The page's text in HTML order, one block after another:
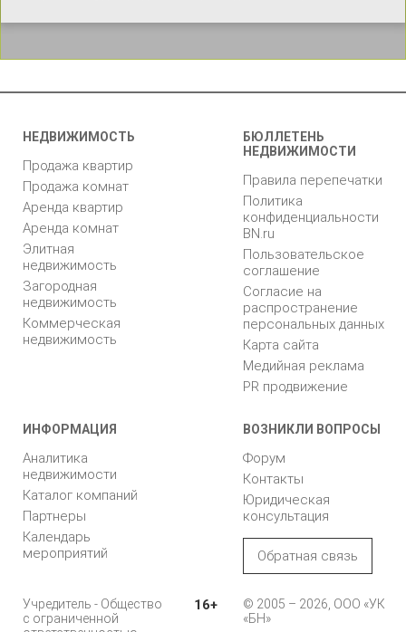
НЕДВИЖИМОСТЬ
Продажа квартир
Продажа комнат
Аренда квартир
Аренда комнат
Элитная
недвижимость
Загородная
недвижимость
Коммерческая
недвижимость
БЮЛЛЕТЕНЬ
НЕДВИЖИМОСТИ
Правила перепечатки
Политика
конфиденциальности
BN.ru
Пользовательское
соглашение
Согласие на
распространение
персональных данных
Карта сайта
Медийная реклама
PR продвижение
ИНФОРМАЦИЯ
Аналитика
недвижимости
Каталог компаний
Партнеры
Календарь
мероприятий
ВОЗНИКЛИ ВОПРОСЫ
Форум
Контакты
Юридическая
консультация
Обратная связь
Учредитель - Общество
с ограниченной
16+
© 2005 – 2026, ООО «УК
«БН»